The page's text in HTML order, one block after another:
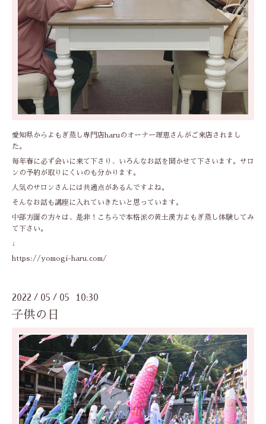
愛知県からよもぎ蒸し専門店haruのオーナー理恵さんがご来店されまし
た。
毎年春に必ず会いに来て下さり、いろんなお話を聞かせて下さいます。サロ
ンの予約が取りにくいのも分かります。
人気のサロンさんには共通点があるんですよね。
そんなお話も講座に入れていきたいと思っています。
中部方面の方々は、是非！こちらで本格派の黄土漢方よもぎ蒸し体験してみ
て下さい。
↓
https://yomogi-haru.com/
2022 / 05 / 05 10:30
子供の日